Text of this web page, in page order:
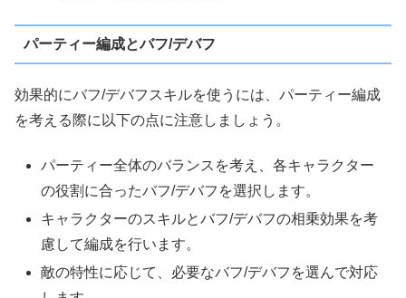
パーティー編成とバフ/デバフ
効果的にバフ/デバフスキルを使うには、パーティー編成
を考える際に以下の点に注意しましょう。
パーティー全体のバランスを考え、各キャラクター
の役割に合ったバフ/デバフを選択します。
キャラクターのスキルとバフ/デバフの相乗効果を考
慮して編成を行います。
敵の特性に応じて、必要なバフ/デバフを選んで対応